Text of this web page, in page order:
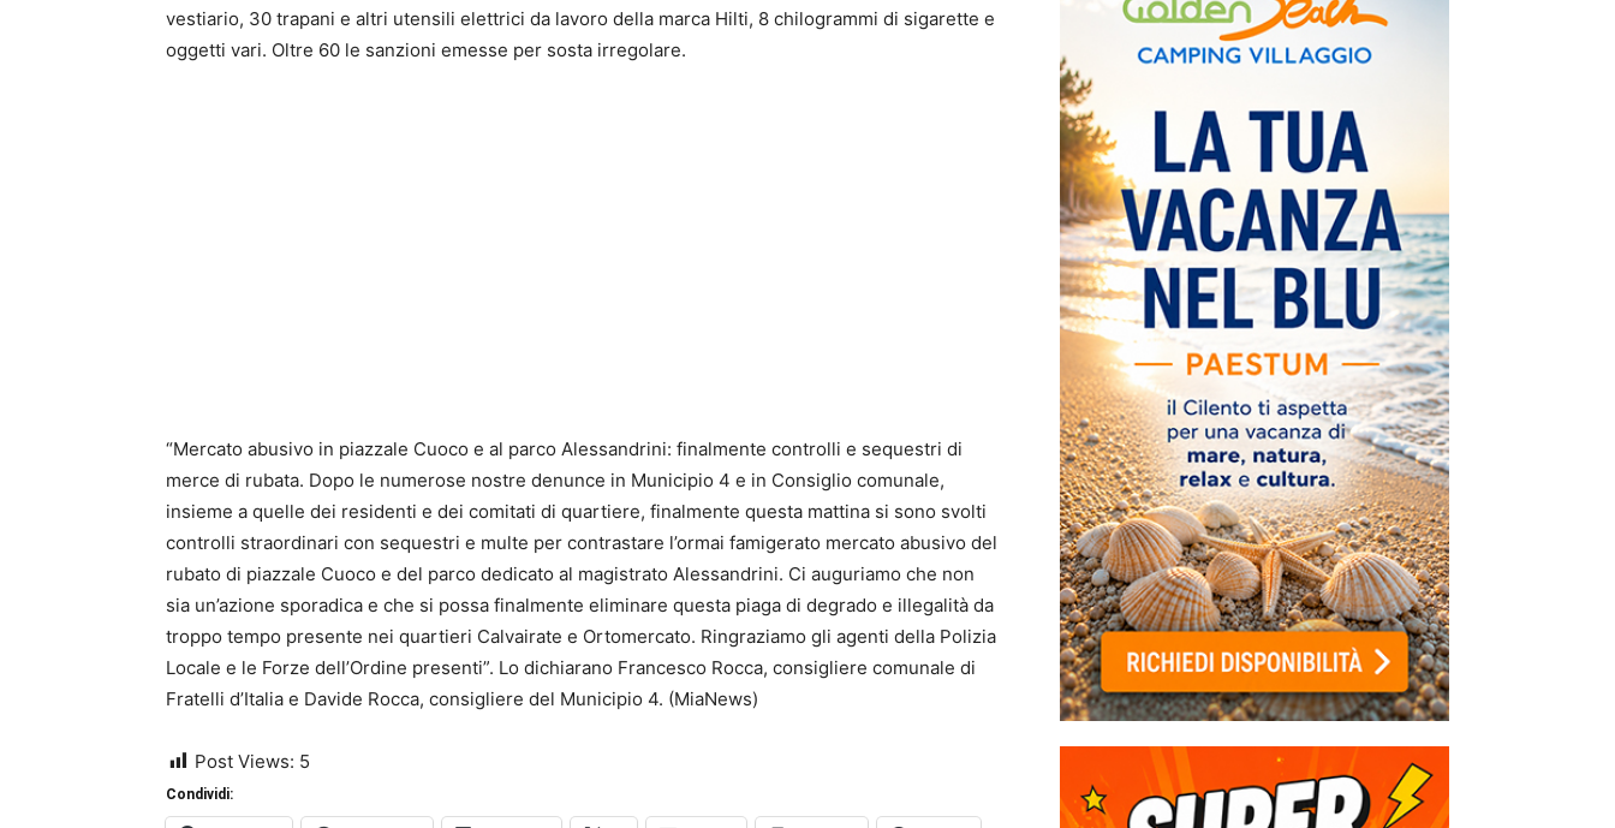
vestiario, 30 trapani e altri utensili elettrici da lavoro della marca Hilti, 8 chilogrammi di sigarette e
oggetti vari. Oltre 60 le sanzioni emesse per sosta irregolare.
“Mercato abusivo in piazzale Cuoco e al parco Alessandrini: finalmente controlli e sequestri di
merce di rubata. Dopo le numerose nostre denunce in Municipio 4 e in Consiglio comunale,
insieme a quelle dei residenti e dei comitati di quartiere, finalmente questa mattina si sono svolti
controlli straordinari con sequestri e multe per contrastare l’ormai famigerato mercato abusivo del
rubato di piazzale Cuoco e del parco dedicato al magistrato Alessandrini. Ci auguriamo che non
sia un’azione sporadica e che si possa finalmente eliminare questa piaga di degrado e illegalità da
troppo tempo presente nei quartieri Calvairate e Ortomercato. Ringraziamo gli agenti della Polizia
Locale e le Forze dell’Ordine presenti”. Lo dichiarano Francesco Rocca, consigliere comunale di
Fratelli d’Italia e Davide Rocca, consigliere del Municipio 4. (MiaNews)
Post Views: 5
Condividi: